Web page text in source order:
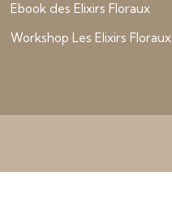
Ebook des Elixirs Floraux
Workshop Les Elixirs Floraux